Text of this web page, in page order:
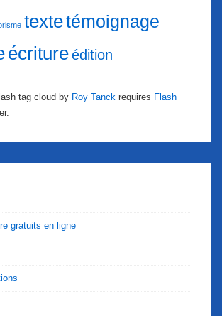
textetémoignage
écritureédition
tag cloud by Roy Tanck requires Flash
gratuits en ligne